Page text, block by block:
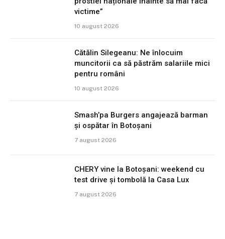
victime”
10 august 2026
Cătălin Silegeanu: Ne înlocuim
muncitorii ca să păstrăm salariile mici
pentru români
10 august 2026
Smash’pa Burgers angajează barman
și ospătar în Botoșani
7 august 2026
CHERY vine la Botoșani: weekend cu
test drive și tombolă la Casa Lux
7 august 2026